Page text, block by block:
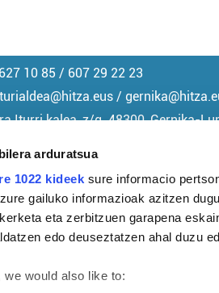
arduratsua
1022 kideek sure informacio
gailuko informazioak azitzen
eta zerbitzuen garapena
edo deuseztatzen ahal duzu
we would also like to:
10 85 / 607 29 22 23
/
Iturri kalea, z/g. 48300, Gernika-
Argitalpen politika